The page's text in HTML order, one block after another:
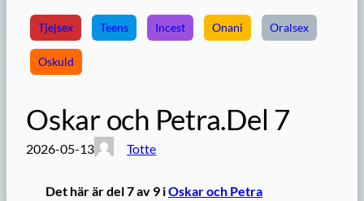
Tjejsex Teens Incest Onani Oralsex
Oskuld
Oskar och Petra.Del 7
2026-05-13 Totte
Det här är del 7 av 9 iOskar och Petra